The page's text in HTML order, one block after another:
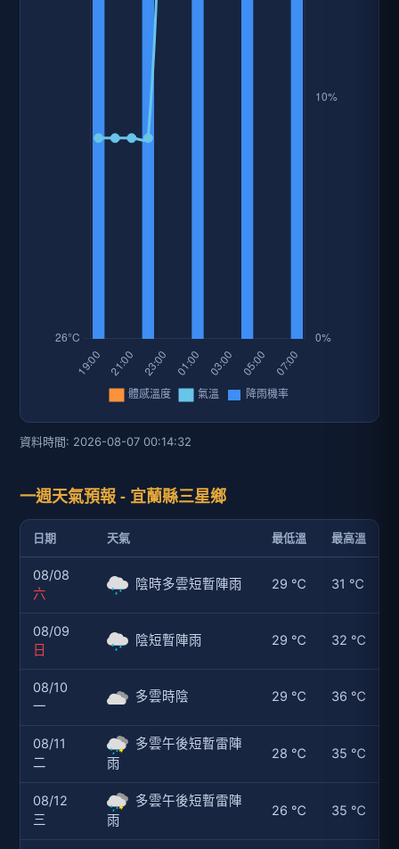
資料時間: 2026-08-07 00:14:32
一週天氣預報 - 宜蘭縣三星鄉
日期 天氣 最低溫 最高溫
08/08
六
陰時多雲短暫陣雨 29 ℃ 31 ℃
08/09
日
陰短暫陣雨 29 ℃ 32 ℃
08/10
一
多雲時陰 29 ℃ 36 ℃
08/11
二
多雲午後短暫雷陣
雨
28 ℃ 35 ℃
08/12
三
多雲午後短暫雷陣
雨
26 ℃ 35 ℃